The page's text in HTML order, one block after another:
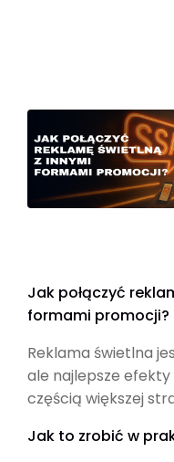
Jak połączyć
formami promocji?
Reklama świetlna
ale najlepsze
częścią większej
Jak to zrobić w